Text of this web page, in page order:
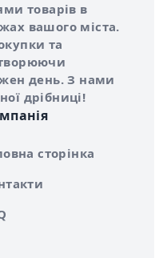
товарів в
вашого міста.
та
день. З нами
дрібниці!
сторінка